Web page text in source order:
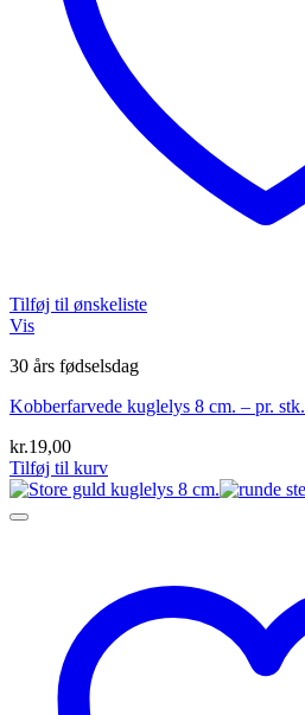
Tilføj til ønskeliste
Vis
30 års fødselsdag
Kobberfarvede kuglelys 8 cm. – pr. stk.
kr.19,00
Tilføj til kurv